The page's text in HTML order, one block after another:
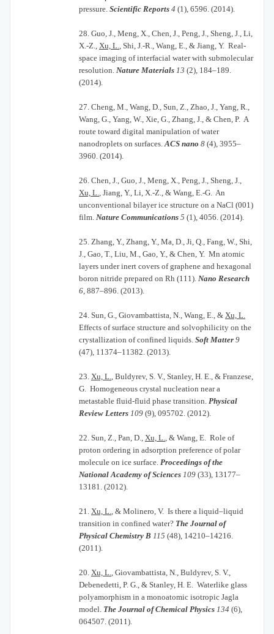
pressure. Scientific Reports 4 (1), 6596. (2014).
28. Guo, J., Meng, X., Chen, J., Peng, J., Sheng, J., Li,
X.-Z., Xu, L., Shi, J.-R., Wang, E., & Jiang, Y. Real-
space imaging of interfacial water with submolecular
resolution. Nature Materials 13 (2), 184–189.
(2014).
27. Cheng, M., Wang, D., Sun, Z., Zhao, J., Yang, R.,
Wang, G., Yang, W., Xie, G., Zhang, J., & Chen, P. A
route toward digital manipulation of water
nanodroplets on surfaces.ACS nano 8 (4), 3955–
3960. (2014).
26. Chen, J., Guo, J., Meng, X., Peng, J., Sheng, J.,
Xu, L., Jiang, Y., Li, X.-Z., & Wang, E.-G. An
unconventional bilayer ice structure on a NaCl (001)
film. Nature Communications 5 (1), 4056. (2014).
25. Zhang, Y., Zhang, Y., Ma, D., Ji, Q., Fang, W., Shi,
J., Gao, T., Liu, M., Gao, Y., & Chen, Y. Mn atomic
layers under inert covers of graphene and hexagonal
boron nitride prepared on Rh (111). Nano Research
6, 887–896. (2013).
24. Sun, G., Giovambattista, N., Wang, E., & Xu, L.
Effects of surface structure and solvophilicity on the
crystallization of confined liquids. Soft Matter 9
(47), 11374–11382. (2013).
23. Xu, L., Buldyrev, S. V., Stanley, H. E., & Franzese,
G. Homogeneous crystal nucleation near a
metastable fluid-fluid phase transition. Physical
Review Letters 109 (9), 095702. (2012).
22. Sun, Z., Pan, D., Xu, L., & Wang, E. Role of
proton ordering in adsorption preference of polar
molecule on ice surface. Proceedings of the
National Academy of Sciences 109 (33), 13177–
13181. (2012).
21. Xu, L., & Molinero, V. Is there a liquid–liquid
transition in confined water? The Journal of
Physical Chemistry B 115 (48), 14210–14216.
(2011).
20. Xu, L., Giovambattista, N., Buldyrev, S. V.,
Debenedetti, P. G., & Stanley, H. E. Waterlike glass
polyamorphism in a monoatomic isotropic Jagla
model. The Journal of Chemical Physics 134 (6),
064507. (2011).